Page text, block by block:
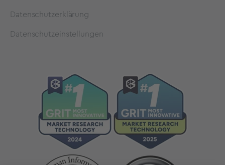
Datenschutzerklärung
Datenschutzeinstellungen